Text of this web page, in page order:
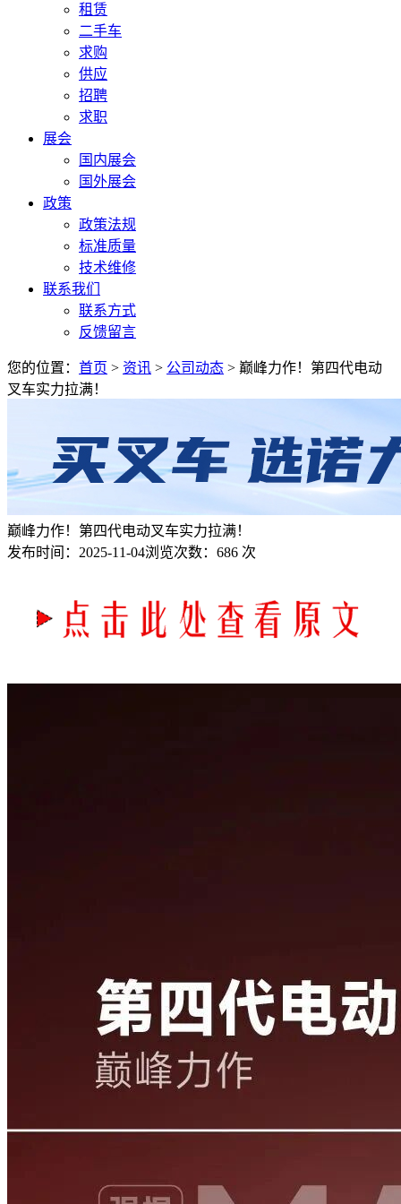
租赁
二手车
求购
供应
招聘
求职
展会
国内展会
国外展会
政策
政策法规
标准质量
技术维修
联系我们
联系方式
反馈留言
您的位置： 首页 > 资讯 > 公司动态 > 巅峰力作！第四代电动
叉车实力拉满！
巅峰力作！第四代电动叉车实力拉满！
发布时间： 2025-11-04浏览次数： 686 次